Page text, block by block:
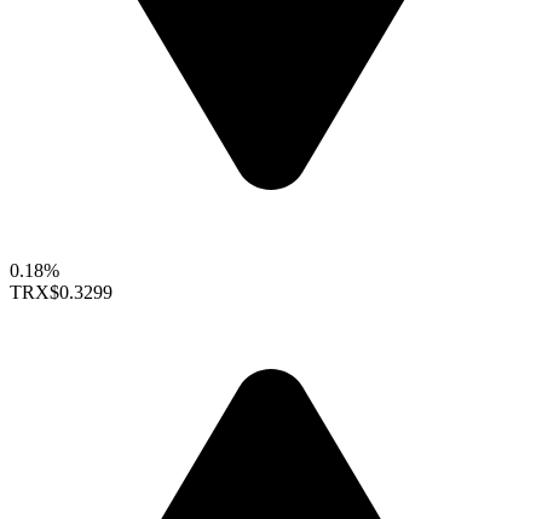
0.18%
TRX$0.3299